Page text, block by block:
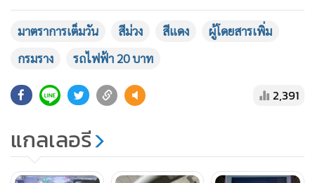
นอกจากนี้ ยังพบว่า มีผู้ใช้บริการรถไฟฟ้ามหานคร สายเฉลิมรัช
มงคล (สายสีน้ำเงิน) จำนวน 497,319 คน-เที่ยว เพิ่มขึ้น26,973
คน-เที่ยวจากค่าเฉลี่ยสายสีน้ำเงิน 470,346 คน-เที่ยว/วัน หรือ
ธรรม (สีม่วง) ที่สถานีเตาปูน อีกด้วย
มาตราการเต็มวัน สีม่วง สีแดง
ผู้โดยสารเพิ่ม
กรมราง
รถไฟฟ้า 20 บาท
2,391
แกลเลอรี